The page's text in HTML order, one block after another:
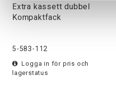
Extra kassett dubbel
Kompaktfack
5-583-112
Logga in för pris och
lagerstatus